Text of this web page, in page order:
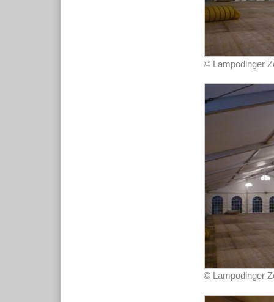
© Lampodinger
© Lampodinger